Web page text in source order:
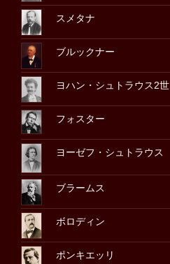
スメタナ
ブルックナー
ヨハン・シュトラウス2世
フォスター
ヨーゼフ・シュトラウス
ブラームス
ボロディン
ポンキエッリ